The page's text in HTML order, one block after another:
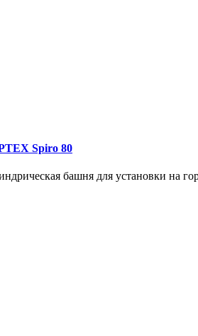
Spiro 80
башня для установки на